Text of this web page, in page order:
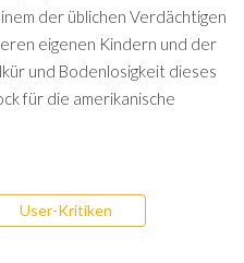
der üblichen Verdächtigen
eigenen Kindern und der
und Bodenlosigkeit dieses
für die amerikanische
User-Kritiken